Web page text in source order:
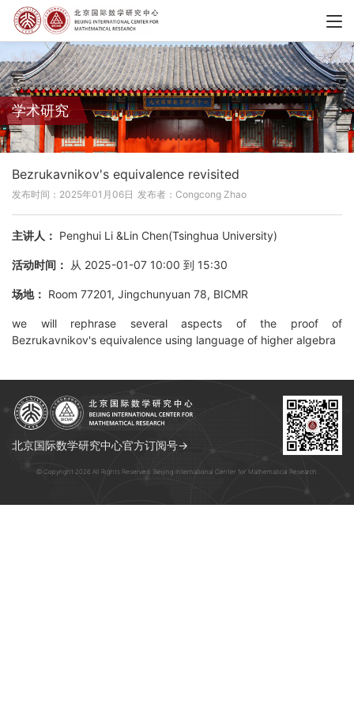
学术研究
Bezrukavnikov's equivalence revisited
发布时间：2025年01月06日 发布者：Congcong Zhao
主讲人： Penghui Li &Lin Chen(Tsinghua University)
活动时间： 从 2025-01-07 10:00 到 15:30
场地： Room 77201, Jingchunyuan 78, BICMR
we will rephrase several aspects of the proof of
Bezrukavnikov's equivalence using language of higher algebra
北京国际数学研究中心官方订阅号→
© Copyright 2026 All Rights Reserved. Beijing International Center for Mathematical Research.